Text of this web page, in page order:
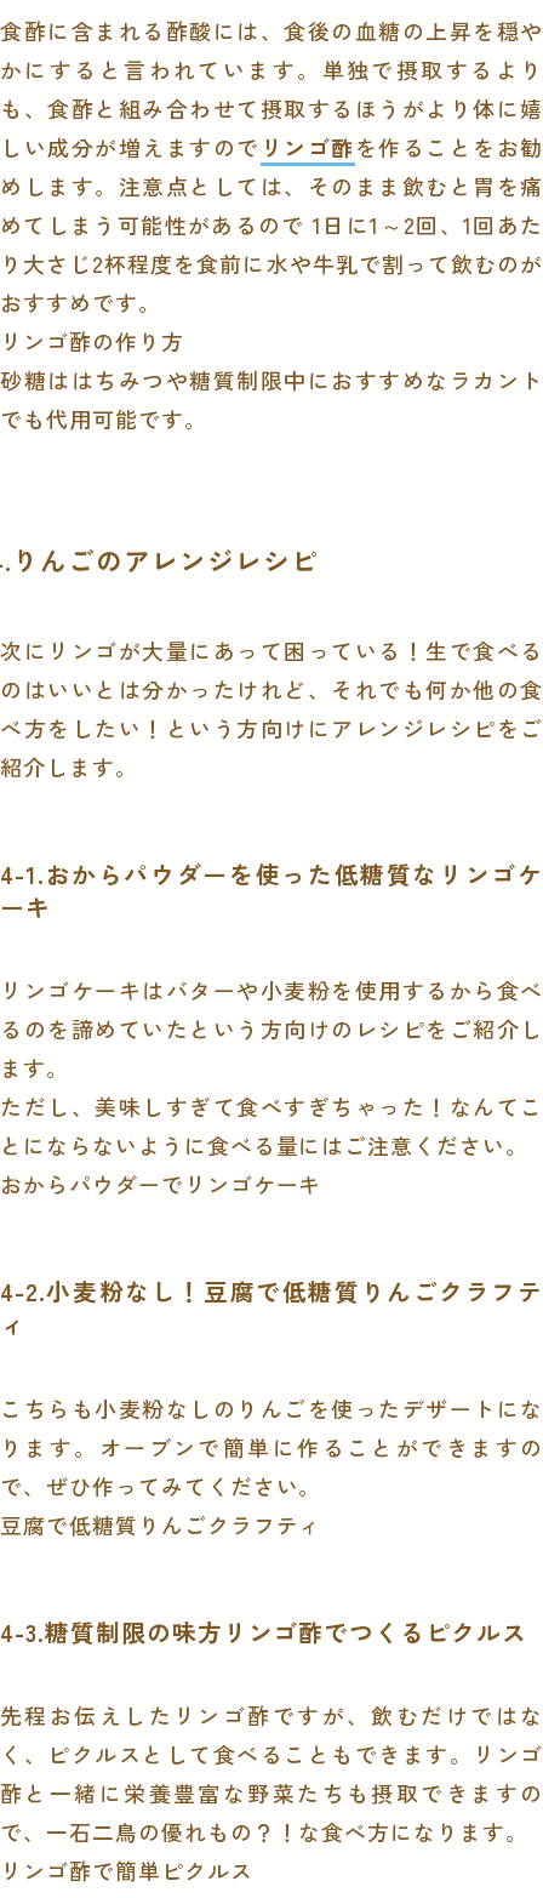
食酢に含まれる酢酸には、食後の血糖の上昇を穏や
かにすると言われています。単独で摂取するより
も、食酢と組み合わせて摂取するほうがより体に嬉
しい成分が増えますので リンゴ酢を作ることをお勧
めします。注意点としては、そのまま飲むと胃を痛
めてしまう可能性があるので 1日に1～2回、1回あた
り大さじ2杯程度を食前に水や牛乳で割って飲むのが
おすすめです。
リンゴ酢の作り方
砂糖ははちみつや糖質制限中におすすめなラカント
でも代用可能です。
りんごのアレンジレシピ
次にリンゴが大量にあって困っている！生で食べる
のはいいとは分かったけれど、それでも何か他の食
べ方をしたい！という方向けにアレンジレシピをご
紹介します。
4-1.おからパウダーを使った低糖質なリンゴケ
ーキ
リンゴケーキはバターや小麦粉を使用するから食べ
るのを諦めていたという方向けのレシピをご紹介し
ます。
ただし、美味しすぎて食べすぎちゃった！なんてこ
とにならないように食べる量にはご注意ください。
おからパウダーでリンゴケーキ
4-2.小麦粉なし！豆腐で低糖質りんごクラフテ
ィ
こちらも小麦粉なしのりんごを使ったデザートにな
ります。オーブンで簡単に作ることができますの
で、ぜひ作ってみてください。
豆腐で低糖質りんごクラフティ
4-3.糖質制限の味方リンゴ酢でつくるピクルス
先程お伝えしたリンゴ酢ですが、飲むだけではな
く、ピクルスとして食べることもできます。リンゴ
酢と一緒に栄養豊富な野菜たちも摂取できますの
で、一石二鳥の優れもの？！な食べ方になります。
リンゴ酢で簡単ピクルス